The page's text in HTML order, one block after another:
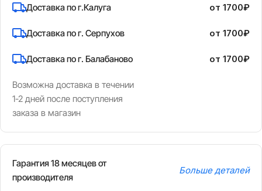
Доставка по г.Калуга
Доставка по г. Серпухов
Доставка по г. Балабаново
Возможна доставка в течении
1-2 дней после поступления
заказа в магазин
от 1700₽
от 1700₽
от 1700₽
Гарантия 18 месяцев от
производителя
Больше деталей